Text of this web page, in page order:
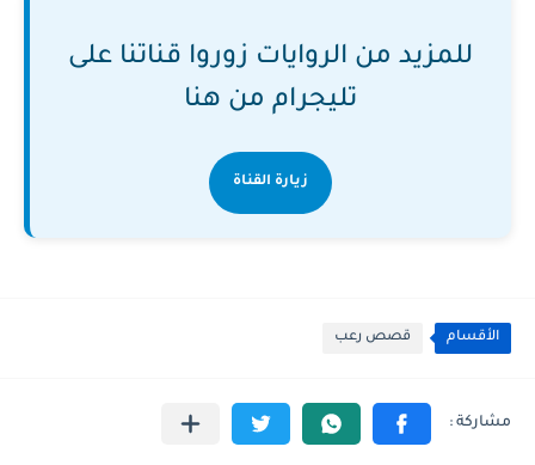
للمزيد من الروايات زوروا قناتنا على
تليجرام من هنا
زيارة القناة
الأقسام قصص رعب